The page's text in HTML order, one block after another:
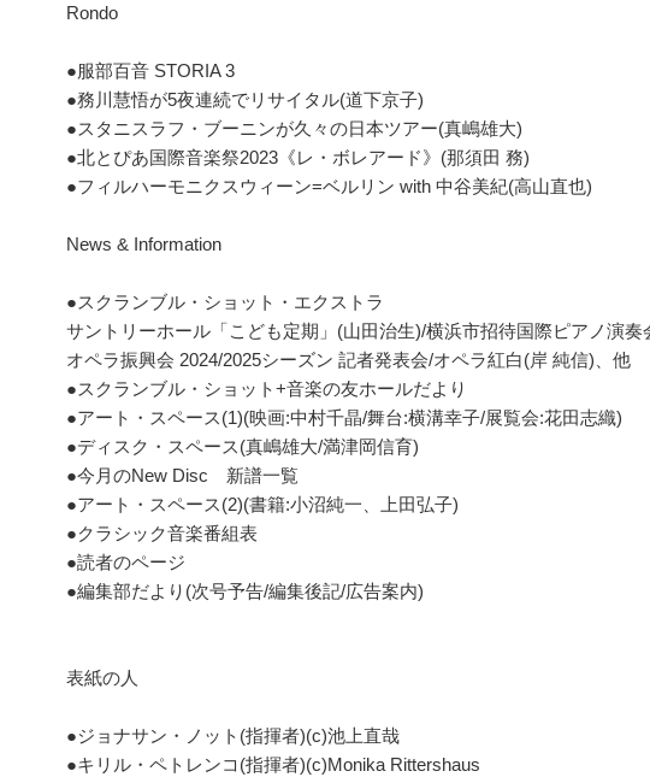
Rondo
●服部百音 STORIA 3
●務川慧悟が5夜連続でリサイタル(道下京子)
●スタニスラフ・ブーニンが久々の日本ツアー(真嶋雄大)
●北とぴあ国際音楽祭2023《レ・ボレアード》(那須田 務)
●フィルハーモニクスウィーン=ベルリン with 中谷美紀(高山直也)
News & Information
●スクランブル・ショット・エクストラ
サントリーホール「こども定期」(山田治生)/横浜市招待国際ピアノ演
オペラ振興会 2024/2025シーズン 記者発表会/オペラ紅白(岸 純信)、他
●スクランブル・ショット+音楽の友ホールだより
●アート・スペース(1)(映画:中村千晶/舞台:横溝幸子/展覧会:花田志織)
●ディスク・スペース(真嶋雄大/満津岡信育)
●今月のNew Disc 新譜一覧
●アート・スペース(2)(書籍:小沼純一、上田弘子)
●クラシック音楽番組表
●読者のページ
●編集部だより(次号予告/編集後記/広告案内)
表紙の人
●ジョナサン・ノット(指揮者)(c)池上直哉
●キリル・ペトレンコ(指揮者)(c)Monika Rittershaus